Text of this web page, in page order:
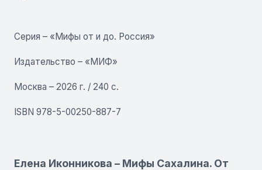
Серия – «Мифы от и до. Россия»
Издательство – «МИФ»
Москва – 2026 г. / 240 с.
ISBN 978-5-00250-887-7
Елена Иконникова – Мифы Сахалина. От